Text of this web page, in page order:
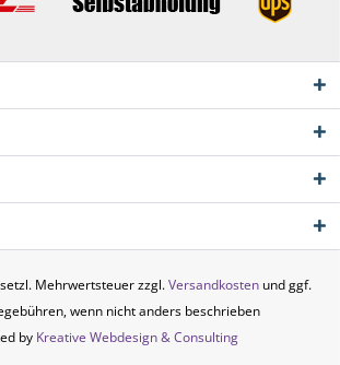
Mehrwertsteuer zzgl.Versandkosten und ggf.
wenn nicht anders beschrieben
by Kreative Webdesign & Consulting